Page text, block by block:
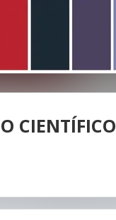
CIENTÍFICO